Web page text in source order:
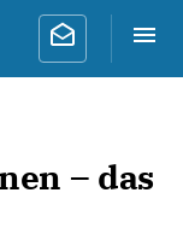
– das